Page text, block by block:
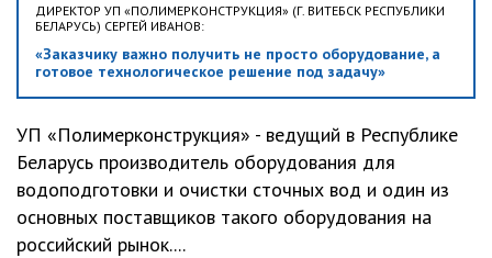
ДИРЕКТОР УП «ПОЛИМЕРКОНСТРУКЦИЯ» (Г. ВИТЕБСК РЕСПУБЛИКИ
БЕЛАРУСЬ) СЕРГЕЙ ИВАНОВ:
«Заказчику важно получить не просто оборудование, а
готовое технологическое решение под задачу»
УП «Полимерконструкция» - ведущий в Республике
Беларусь производитель оборудования для
водоподготовки и очистки сточных вод и один из
основных поставщиков такого оборудования на
российский рынок....